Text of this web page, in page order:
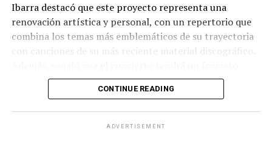
Ibarra destacó que este proyecto representa una
renovación artística y personal, con un repertorio que
combina los temas más emblemáticos de su trayectoria
con canciones de su más reciente material discográfico.
pensado para disfrutarse al aire libre, acompañado de
propuestas gastronómicas, talento local y una
atmósfera de convivencia.
CONTINUE READING
ADVERTISEMENT